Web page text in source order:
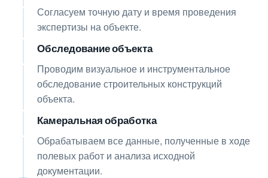
Согласуем точную дату и время проведения
экспертизы на объекте.
Обследование объекта
Проводим визуальное и инструментальное
обследование строительных конструкций
объекта.
Камеральная обработка
Обрабатываем все данные, полученные в ходе
полевых работ и анализа исходной
документации.